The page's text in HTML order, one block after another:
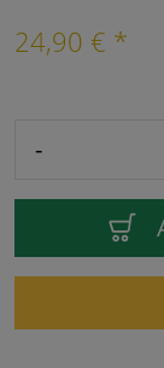
24,90 € *
-